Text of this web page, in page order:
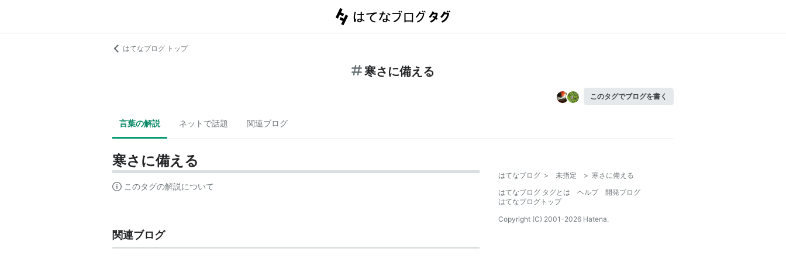
はてなブログ トップ
寒さに備える
このタグでブログを書く
言葉の解説 ネットで話題 関連ブログ
寒さに備える
このタグの解説について
関連ブログ
はてなブログ > 未指定 > 寒さに備える
はてなブログ タグとは
ヘルプ
開発ブログ
はてなブログトップ
Copyright (C) 2001-2026 Hatena.